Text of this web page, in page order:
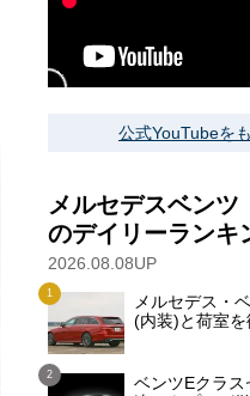
公式YouTubeを
メルセデスベン
のデイリーランキ
2026.08.08UP
メルセデス・
(内装)と荷室を
ベンツEクラ